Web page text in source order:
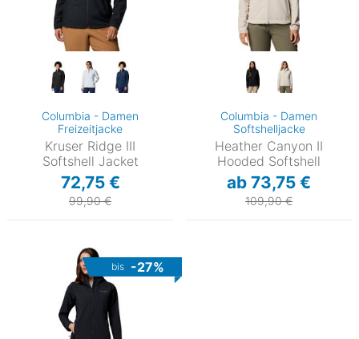
Columbia - Damen
Freizeitjacke
Kruser Ridge III
Softshell Jacket
72,75 €
99,90 €
Columbia - Damen
Softshelljacke
Heather Canyon II
Hooded Softshell
ab 73,75 €
109,90 €
bis -27%